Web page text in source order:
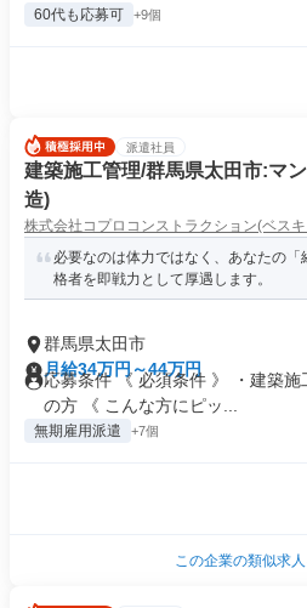
60代も応募可 +9個
派遣社員
建築施工管理/群馬県太田市:マ
造)
株式会社コプロコンストラクション(ベス
必要なのは体力ではなく、あなたの
格者を即戦力として厚遇します。
群馬県太田市
月給34万円～44万円
応募条件 《 必須条件 》 ・建築
の方 《 こんな方にピッ...
無期雇用派遣 +7個
この企業の類似求